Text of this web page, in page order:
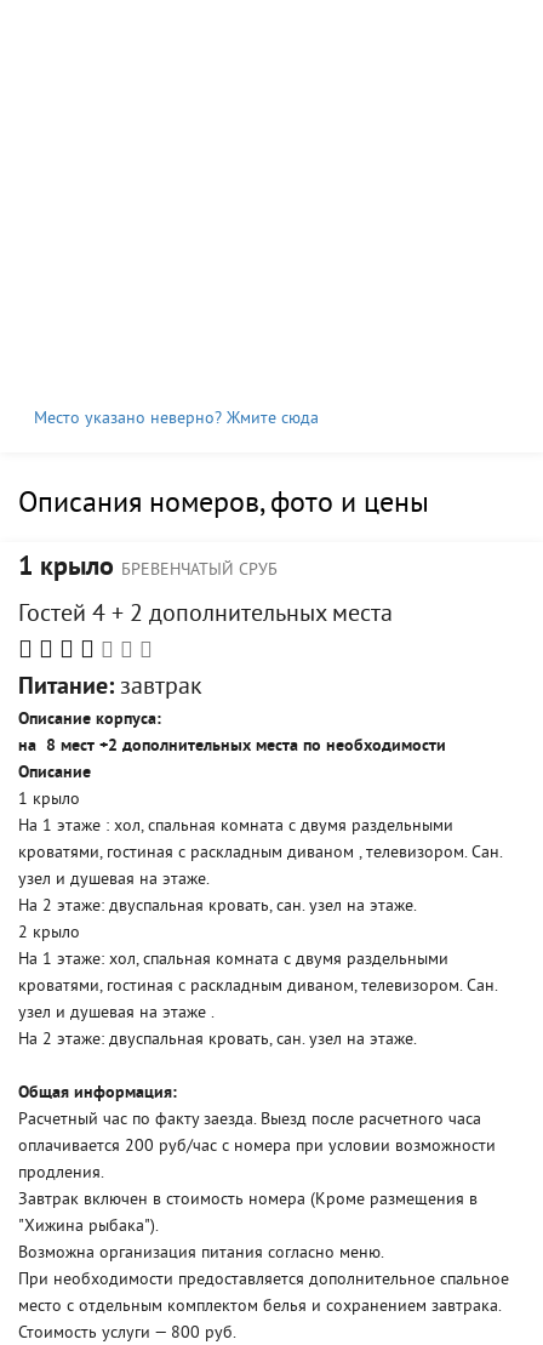
Место указано неверно? Жмите сюда
Описания номеров, фото и цены
1 крыло БРЕВЕНЧАТЫЙ СРУБ
Гостей 4 + 2 дополнительных места
Питание: завтрак
Описание корпуса:
на 8 мест +2 дополнительных места по необходимости
Описание
1 крыло
На 1 этаже : хол, спальная комната с двумя раздельными
кроватями, гостиная с раскладным диваном , телевизором. Сан.
узел и душевая на этаже.
На 2 этаже: двуспальная кровать, сан. узел на этаже.
2 крыло
На 1 этаже: хол, спальная комната с двумя раздельными
кроватями, гостиная с раскладным диваном, телевизором. Сан.
узел и душевая на этаже .
На 2 этаже: двуспальная кровать, сан. узел на этаже.
Общая информация:
Расчетный час по факту заезда. Выезд после расчетного часа
оплачивается 200 руб/час с номера при условии возможности
продления.
Завтрак включен в стоимость номера (Кроме размещения в
"Хижина рыбака").
Возможна организация питания согласно меню.
При необходимости предоставляется дополнительное спальное
место с отдельным комплектом белья и сохранением завтрака.
Стоимость услуги — 800 руб.